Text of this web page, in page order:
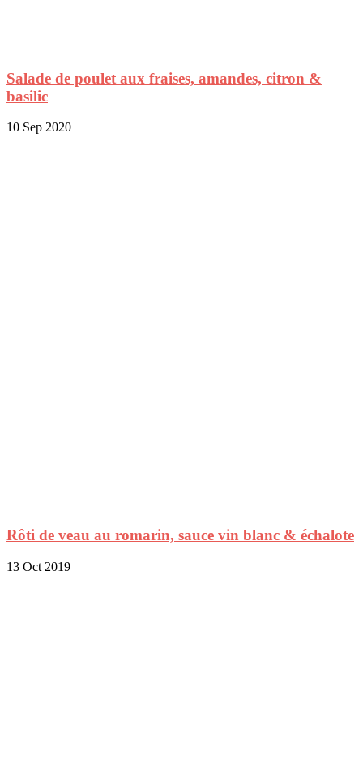
Salade de poulet aux fraises, amandes, citron &
basilic
10 Sep 2020
Rôti de veau au romarin, sauce vin blanc & échalote
13 Oct 2019